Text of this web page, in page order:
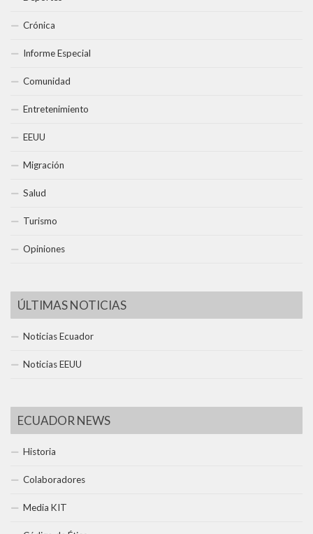
Crónica
Informe Especial
Comunidad
Entretenimiento
EEUU
Migración
Salud
Turismo
Opiniones
ÚLTIMAS NOTICIAS
Noticias Ecuador
Noticias EEUU
ECUADOR NEWS
Historia
Colaboradores
Media KIT